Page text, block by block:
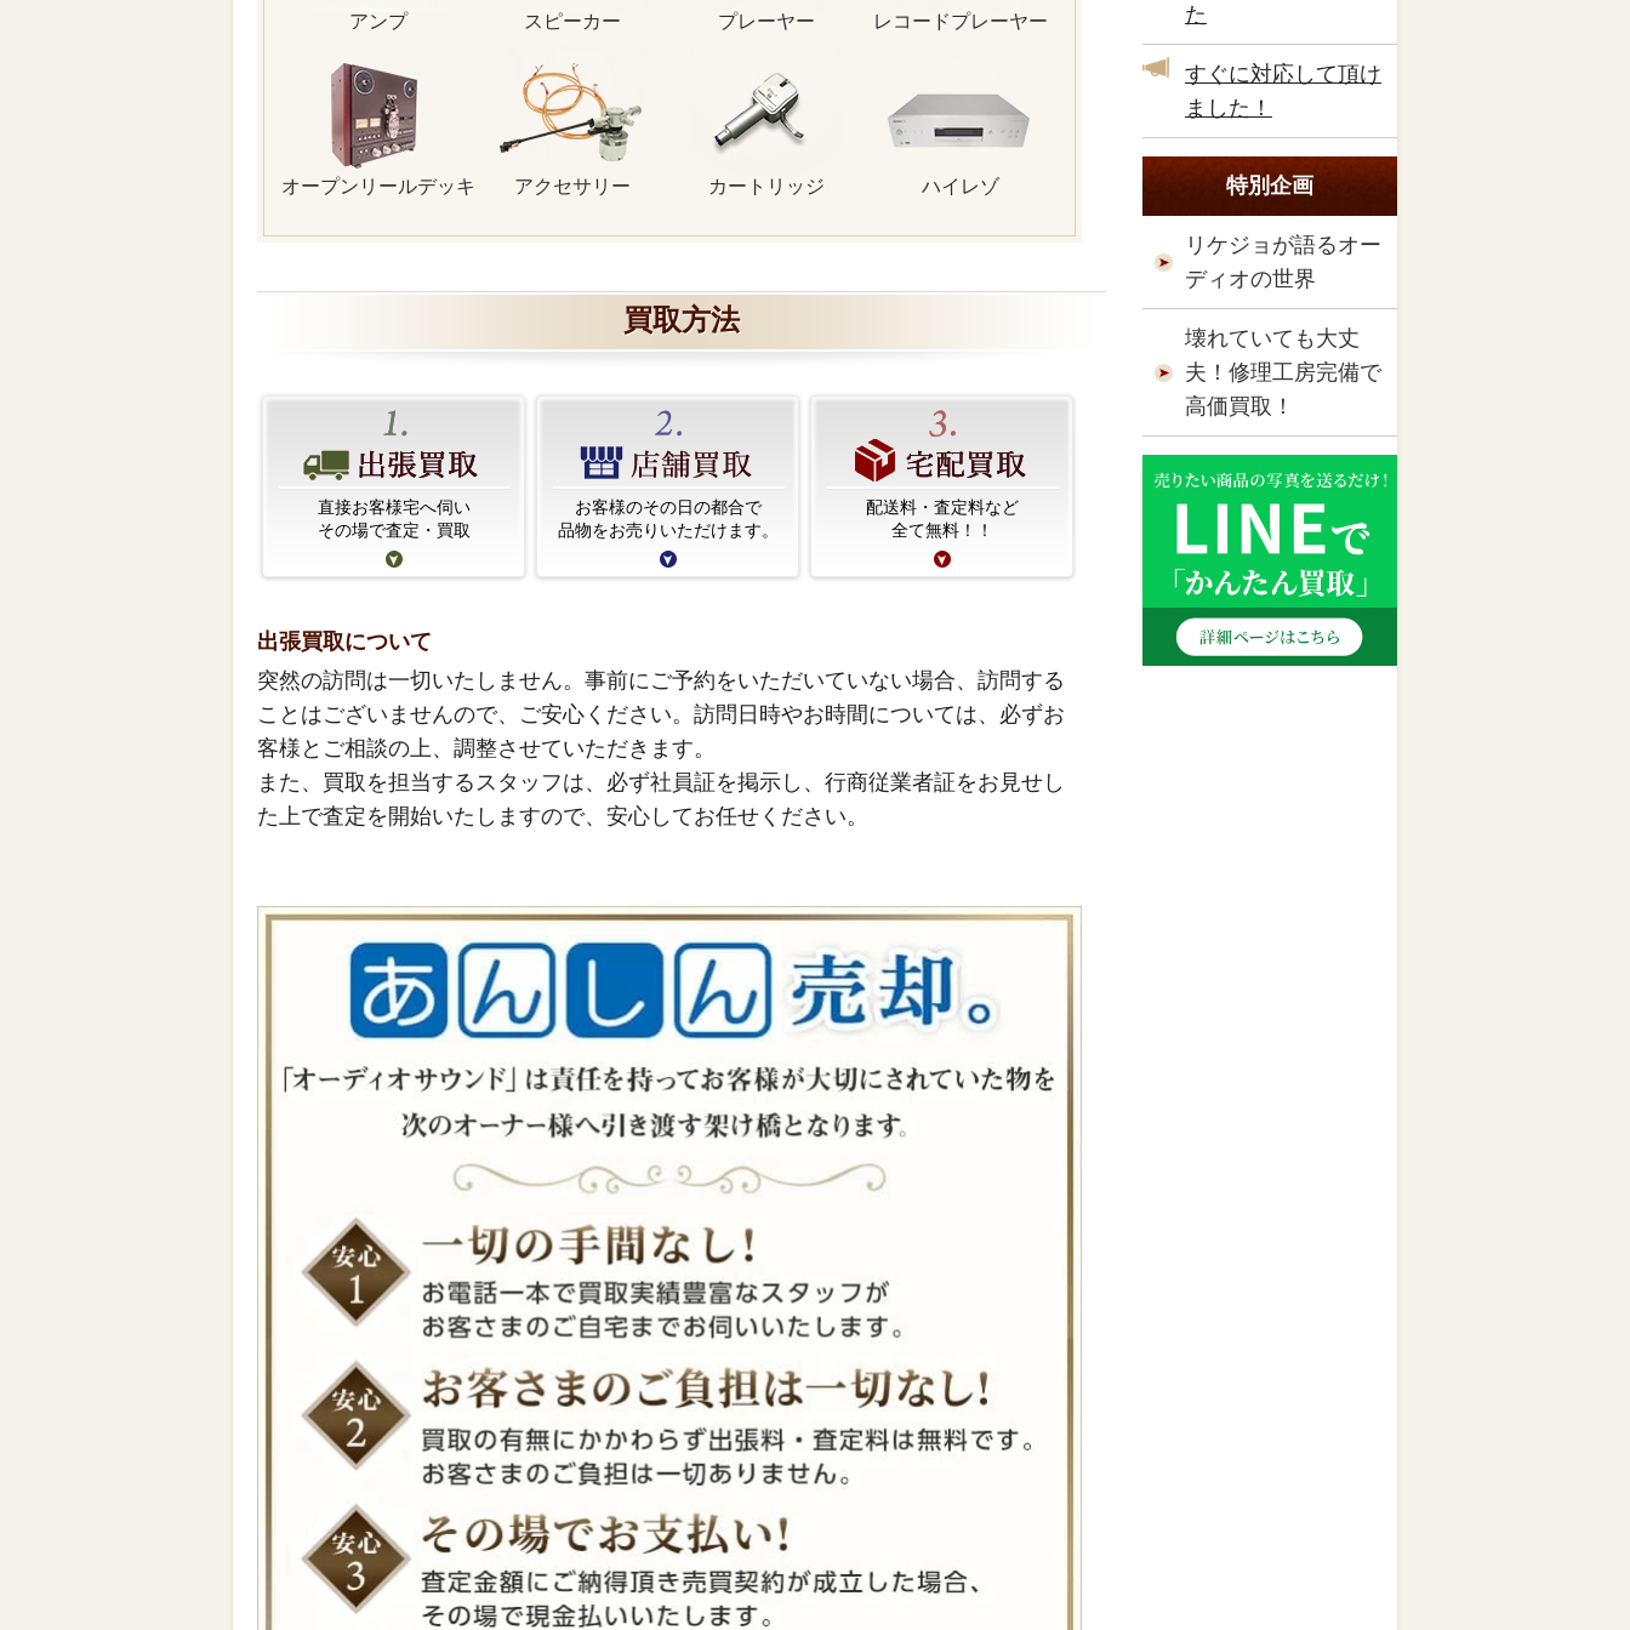
アンプ スピーカー プレーヤー レコードプレーヤー
オープンリールデッキ アクセサリー カートリッジ ハイレゾ
買取方法
直接お客様宅へ伺い
その場で査定・買取
お客様のその日の都合で
品物をお売りいただけます。
配送料・査定料など
全て無料！！
出張買取について
突然の訪問は一切いたしません。事前にご予約をいただいていない場合、訪問する
ことはございませんので、ご安心ください。訪問日時やお時間については、必ずお
客様とご相談の上、調整させていただきます。
また、買取を担当するスタッフは、必ず社員証を掲示し、行商従業者証をお見せし
た上で査定を開始いたしますので、安心してお任せください。
た
すぐに対応して頂け
ました！
特別企画
リケジョが語るオー
ディオの世界
壊れていても大丈
夫！修理工房完備で
高価買取！